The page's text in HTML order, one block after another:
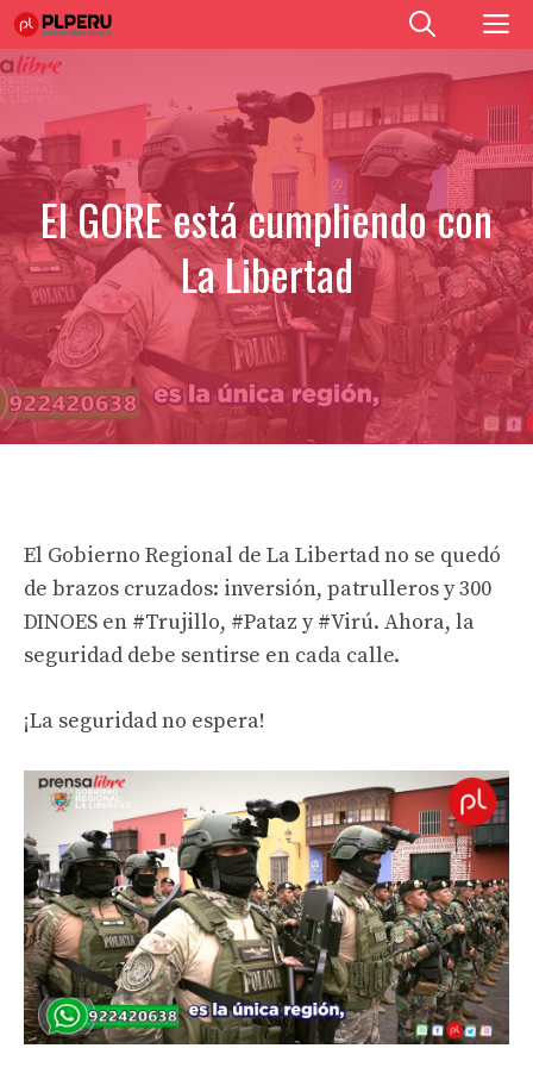
Saltar
al
contenido
El GORE está cumpliendo con
La Libertad
El Gobierno Regional de La Libertad no se quedó
de brazos cruzados: inversión, patrulleros y 300
DINOES en #Trujillo, #Pataz y #Virú. Ahora, la
seguridad debe sentirse en cada calle.
¡La seguridad no espera!